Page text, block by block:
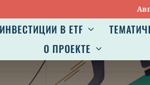
ИНВЕСТИЦИИ В ETF
О ПРОЕКТЕ